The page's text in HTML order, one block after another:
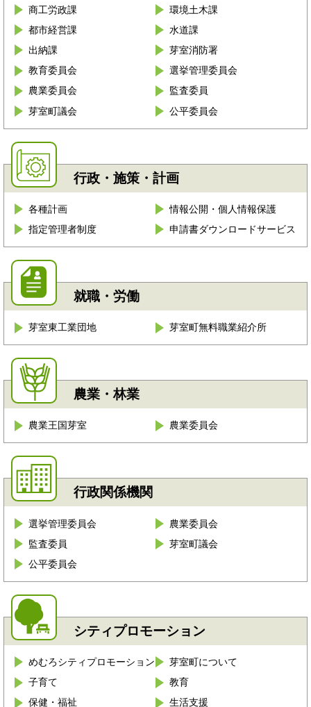
商工労政課
環境土木課
都市経営課
水道課
出納課
芽室消防署
教育委員会
選挙管理委員会
農業委員会
監査委員
芽室町議会
公平委員会
行政・施策・計画
各種計画
情報公開・個人情報保護
指定管理者制度
申請書ダウンロードサービス
就職・労働
芽室東工業団地 芽室町無料職業紹介所
農業・林業
農業王国芽室 農業委員会
行政関係機関
選挙管理委員会
農業委員会
監査委員
芽室町議会
公平委員会
シティプロモーション
めむろシティプロモーション
芽室町について
子育て
教育
保健・福祉
生活支援